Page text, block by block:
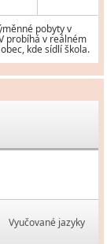
pobyty v
probíhá v reálném
kde sídlí škola.
Vyučované jazyky